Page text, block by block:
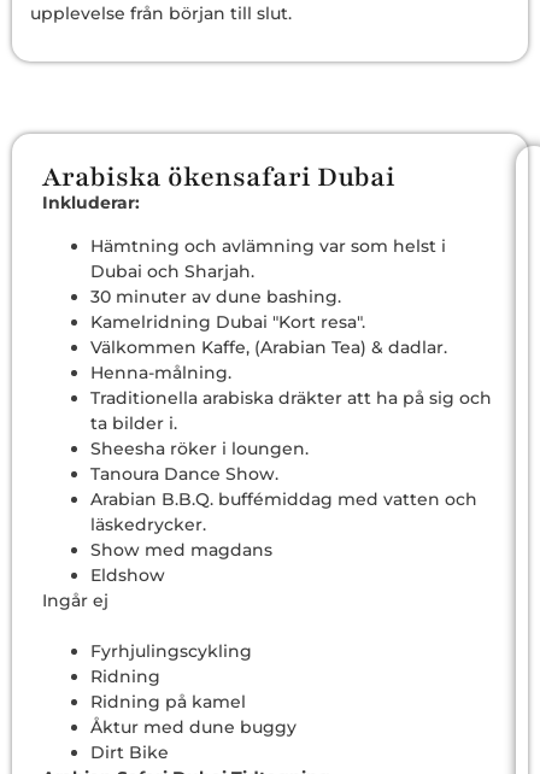
upplevelse från början till slut.
Arabiska ökensafari Dubai
Inkluderar:
Hämtning och avlämning var som helst i
Dubai och Sharjah.
30 minuter av dune bashing.
Kamelridning Dubai "Kort resa".
Välkommen Kaffe, (Arabian Tea) & dadlar.
Henna-målning.
Traditionella arabiska dräkter att ha på sig och
ta bilder i.
Sheesha röker i loungen.
Tanoura Dance Show.
Arabian B.B.Q. buffémiddag med vatten och
läskedrycker.
Show med magdans
Eldshow
Ingår ej
Fyrhjulingscykling
Ridning
Ridning på kamel
Åktur med dune buggy
Dirt Bike